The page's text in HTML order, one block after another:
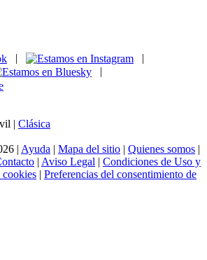
|
|
|
| Clásica
| Ayuda | Mapa del sitio | Quienes somos |
| Aviso Legal | Condiciones de Uso y
cookies | Preferencias del consentimiento de